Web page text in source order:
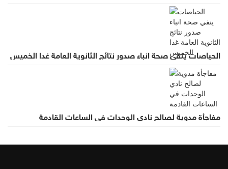
الحياصات ينفي صحة انباء صدور نتائج الثانوية العامة غدا الخميس
مفاجأة مدوية لصالح نادي الوحدات في الساعات القادمة